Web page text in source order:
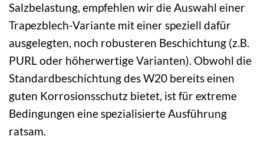
Salzbelastung, empfehlen wir die Auswahl einer
Trapezblech-Variante mit einer speziell dafür
ausgelegten, noch robusteren Beschichtung (z.B.
PURL oder höherwertige Varianten). Obwohl die
Standardbeschichtung des W20 bereits einen
guten Korrosionsschutz bietet, ist für extreme
Bedingungen eine spezialisierte Ausführung
ratsam.